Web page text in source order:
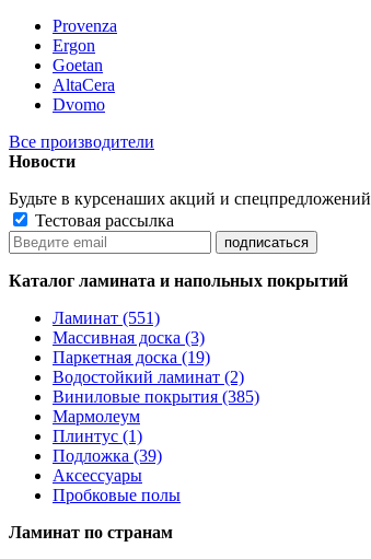
Provenza
Ergon
Goetan
AltaСera
Dvomo
Все производители
Новости
Будьте в курсенаших акций и спецпредложений
Тестовая рассылка
Каталог ламината и напольных покрытий
Ламинат (551)
Массивная доска (3)
Паркетная доска (19)
Водостойкий ламинат (2)
Виниловые покрытия (385)
Мармолеум
Плинтус (1)
Подложка (39)
Аксессуары
Пробковые полы
Ламинат по странам